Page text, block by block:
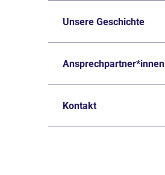
Unsere Geschichte
Ansprechpartner*innen
Kontakt